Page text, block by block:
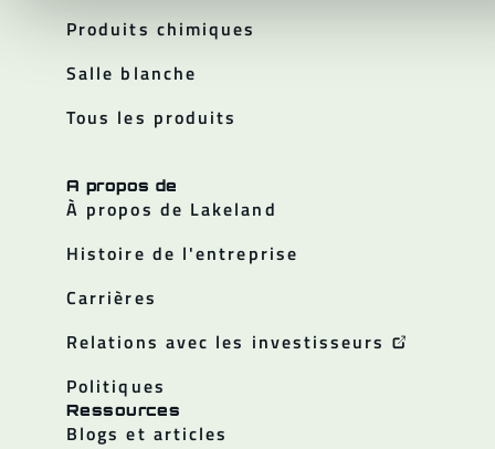
Produits chimiques
Salle blanche
Tous les produits
A propos de
À propos de Lakeland
Histoire de l'entreprise
Carrières
Relations avec les investisseurs
Politiques
Ressources
Blogs et articles